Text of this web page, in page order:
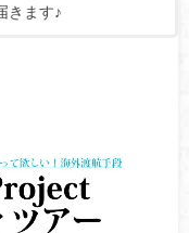
きます♪